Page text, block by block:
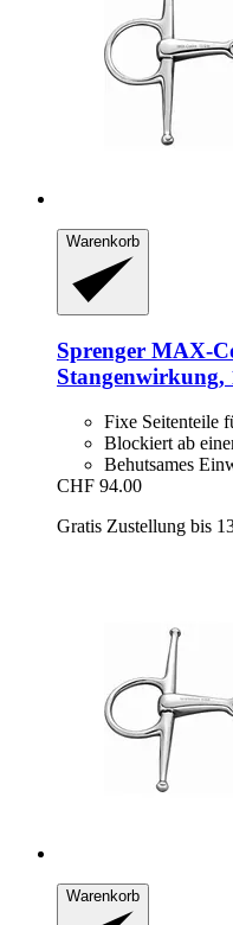
Warenkorb
Sprenger MAX-​
Stangenwirkung,
Fixe Seitenteile
Blockiert ab
Behutsames
CHF 94.00
Gratis Zustellung bis
Warenkorb